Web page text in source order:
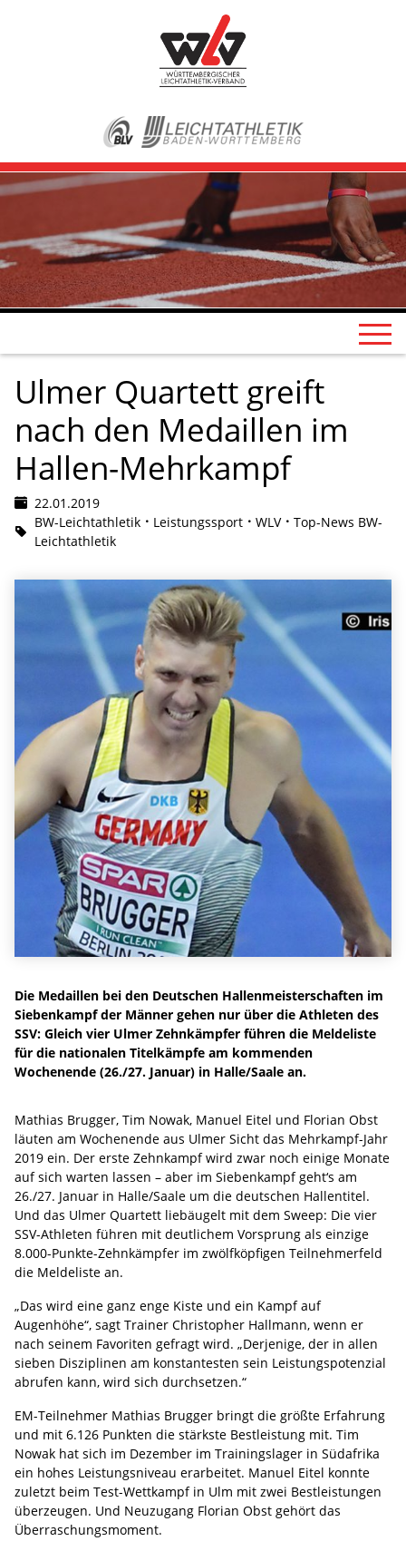
Ulmer Quartett greift
nach den Medaillen im
Hallen-Mehrkampf
22.01.2019
BW-Leichtathletik
Leistungssport WLV
Top-News BW-
Leichtathletik
Die Medaillen bei den Deutschen Hallenmeisterschaften im
Siebenkampf der Männer gehen nur über die Athleten des
SSV: Gleich vier Ulmer Zehnkämpfer führen die Meldeliste
für die nationalen Titelkämpfe am kommenden
Wochenende (26./27. Januar) in Halle/Saale an.
Mathias Brugger, Tim Nowak, Manuel Eitel und Florian Obst
läuten am Wochenende aus Ulmer Sicht das Mehrkampf-Jahr
2019 ein. Der erste Zehnkampf wird zwar noch einige Monate
auf sich warten lassen – aber im Siebenkampf geht‘s am
26./27. Januar in Halle/Saale um die deutschen Hallentitel.
Und das Ulmer Quartett liebäugelt mit dem Sweep: Die vier
SSV-Athleten führen mit deutlichem Vorsprung als einzige
8.000-Punkte-Zehnkämpfer im zwölfköpfigen Teilnehmerfeld
die Meldeliste an.
„Das wird eine ganz enge Kiste und ein Kampf auf
Augenhöhe“, sagt Trainer Christopher Hallmann, wenn er
nach seinem Favoriten gefragt wird. „Derjenige, der in allen
sieben Disziplinen am konstantesten sein Leistungspotenzial
abrufen kann, wird sich durchsetzen.“
EM-Teilnehmer Mathias Brugger bringt die größte Erfahrung
und mit 6.126 Punkten die stärkste Bestleistung mit. Tim
Nowak hat sich im Dezember im Trainingslager in Südafrika
ein hohes Leistungsniveau erarbeitet. Manuel Eitel konnte
zuletzt beim Test-Wettkampf in Ulm mit zwei Bestleistungen
überzeugen. Und Neuzugang Florian Obst gehört das
Überraschungsmoment.